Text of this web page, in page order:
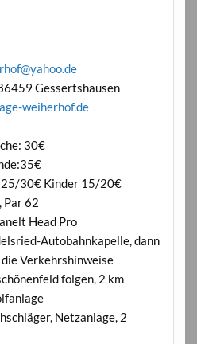
Gessertshausen
weiherhof.de
30€
25/30€ Kinder 15/20€
Par 62
Head Pro
Autobahnkapelle, dann
Verkehrshinweise
folgen, 2 km
Netzanlage, 2